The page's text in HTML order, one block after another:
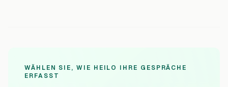
WÄHLEN SIE, WIE HEILO IHRE GESPRÄCHE
ERFASST